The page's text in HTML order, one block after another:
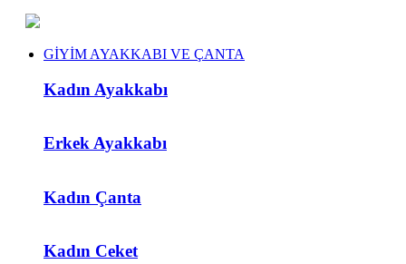
GİYİM AYAKKABI VE ÇANTA
Kadın Ayakkabı
Erkek Ayakkabı
Kadın Çanta
Kadın Ceket